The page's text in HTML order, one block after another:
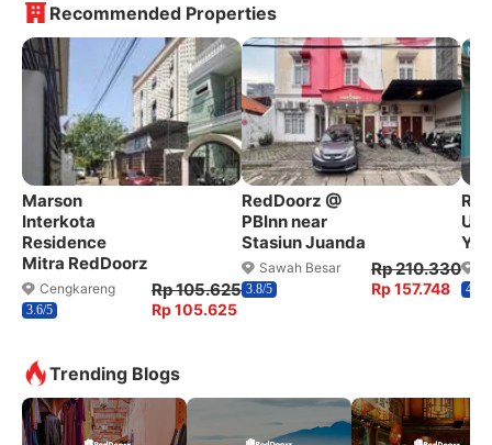
Recommended Properties
Marson
Interkota
Residence
Mitra RedDoorz
Cengkareng
3.6/5
Rp 105.625
Rp 105.625
RedDoorz @
PBInn near
Stasiun Juanda
Sawah Besar
3.8/5
Rp 210.330
Rp 157.748 4/5
Trending Blogs